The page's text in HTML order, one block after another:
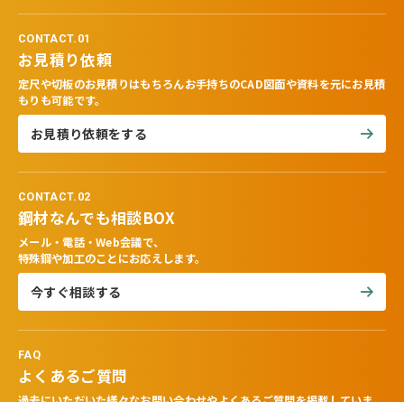
CONTACT.01
お見積り依頼
定尺や切板のお見積りはもちろんお手持ちのCAD図面や資料を元にお見積
もりも可能です。
お見積り依頼をする
CONTACT.02
鋼材なんでも相談BOX
メール・電話・Web会議で、
特殊鋼や加工のことにお応えします。
今すぐ相談する
FAQ
よくあるご質問